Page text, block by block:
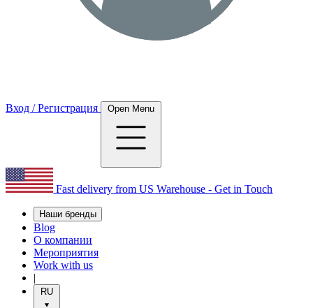
Вход / Регистрация Open Menu
Fast delivery from US Warehouse - Get in Touch
Наши бренды
Blog
О компании
Мероприятия
Work with us
|
RU